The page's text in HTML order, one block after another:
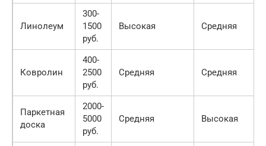
Линолеум
300-
1500
руб.
Высокая Средняя
Ковролин
400-
2500
руб.
Средняя Средняя
Паркетная
доска
2000-
5000
руб.
Средняя Высокая